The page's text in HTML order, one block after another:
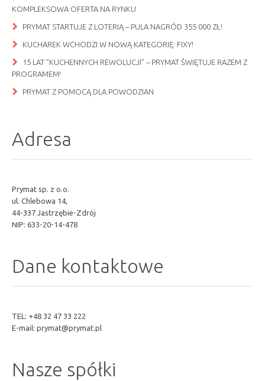
KOMPLEKSOWA OFERTA NA RYNKU
PRYMAT STARTUJE Z LOTERIĄ – PULA NAGRÓD 355 000 ZŁ!
KUCHAREK WCHODZI W NOWĄ KATEGORIĘ: FIXY!
15 LAT “KUCHENNYCH REWOLUCJI” – PRYMAT ŚWIĘTUJE RAZEM Z
PROGRAMEM!
PRYMAT Z POMOCĄ DLA POWODZIAN
Adresa
Prymat sp. z o.o.
ul. Chlebowa 14,
44-337 Jastrzębie-Zdrój
NIP: 633-20-14-478
Dane kontaktowe
TEL: +48 32 47 33 222
E-mail: prymat@prymat.pl
Nasze spółki